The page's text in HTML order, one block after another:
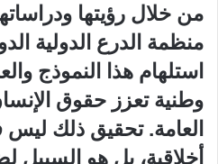
من خلال رؤيتها
منظمة الدرع الدولية
استلهام هذا النموذج
وطنية تعزز حقوق
العامة. تحقيق ذلك
أخلاقية، بل هو السبيل